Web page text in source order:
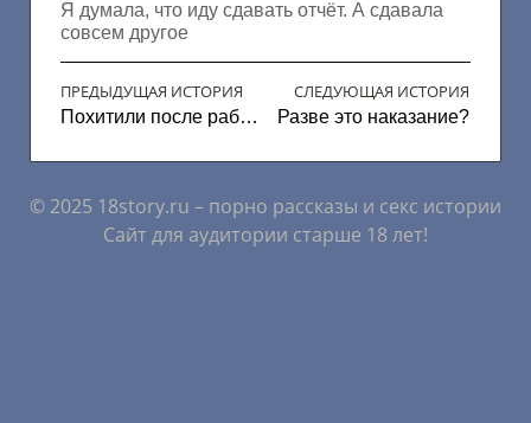
Я думала, что иду сдавать отчёт. А сдавала
совсем другое
ПРЕДЫДУЩАЯ ИСТОРИЯ
Похитили после работы
СЛЕДУЮЩАЯ ИСТОРИЯ
Разве это наказание?
© 2025 18story.ru – порно рассказы и секс истории
Сайт для аудитории старше 18 лет!